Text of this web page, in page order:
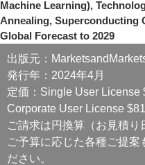
Machine Learning),
Annealing, Superconducting
Global Forecast to 2029
出版元：
発行年：2024年4月
定価：Single User License
Corporate User License
ご請求は円換算（お見積り
ご予算に応じた各種ご提
ださい。